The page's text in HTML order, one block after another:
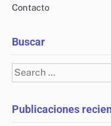
Contacto
Buscar
Search
for:
Publicaciones